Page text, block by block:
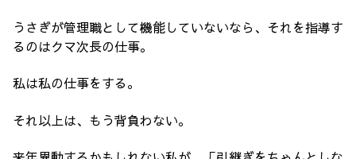
うさぎが管理職として機能していないなら、それを指導す
るのはクマ次長の仕事。
私は私の仕事をする。
それ以上は、もう背負わない。